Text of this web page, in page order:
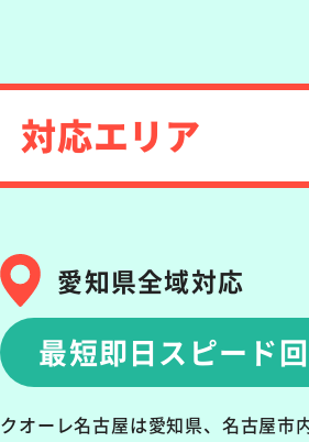
対応エリア
愛知県全域対応
最短即日スピード
クオーレ名古屋は愛知県、名古屋市